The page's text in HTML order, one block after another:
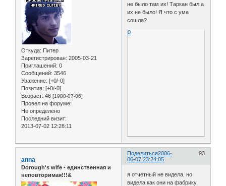
Откуда: Питер
Зарегистрирован: 2005-03-21
Приглашений: 0
Сообщений: 3546
Уважение: [+0/-0]
Позитив: [+0/-0]
Возраст: 46 [1980-07-06]
Провел на форуме:
Не определено
Последний визит:
2013-07-02 12:28:11
не было там их! Таркан был а
их не было! Я что с ума
сошла?
0
Поделиться 93
2006-
06-07 23:24:05
anna
Dorough's wife - единственная и
неповторимая!!!&
я отчетный не видела, но
видела как они на фабрику